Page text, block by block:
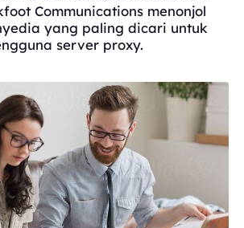
Communications menonjol
yang paling dicari untuk
server proxy.